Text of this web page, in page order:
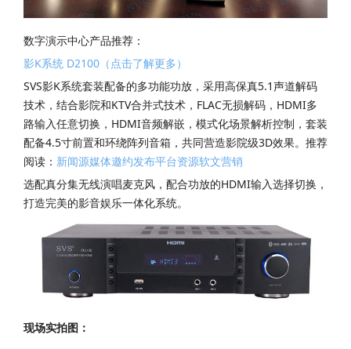
数字演示中心产品推荐：
影K系统 D2100（点击了解更多）
SVS影K系统套装配备的多功能功放，采用高保真5.1声道解码
技术，结合影院和KTV合并式技术，FLAC无损解码，HDMI多
路输入任意切换，HDMI音频解嵌，模式化场景解析控制，套装
配备4.5寸前置和环绕阵列音箱，共同营造影院级3D效果。推荐
阅读： 新闻源媒体邀约发布平台资源软文营销
选配真分集无线演唱麦克风，配合功放的HDMI输入选择切换，
打造完美的影音娱乐一体化系统。
现场实拍图：